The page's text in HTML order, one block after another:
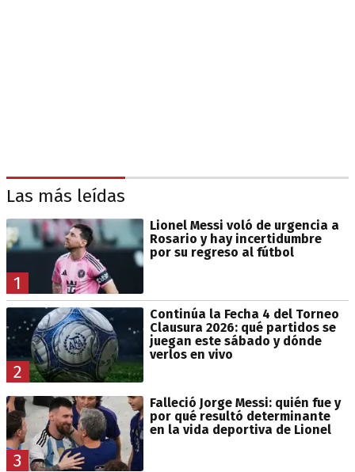
Las más leídas
1
Lionel Messi voló de urgencia a
Rosario y hay incertidumbre
por su regreso al fútbol
2
Continúa la Fecha 4 del Torneo
Clausura 2026: qué partidos se
juegan este sábado y dónde
verlos en vivo
3
Falleció Jorge Messi: quién fue y
por qué resultó determinante
en la vida deportiva de Lionel